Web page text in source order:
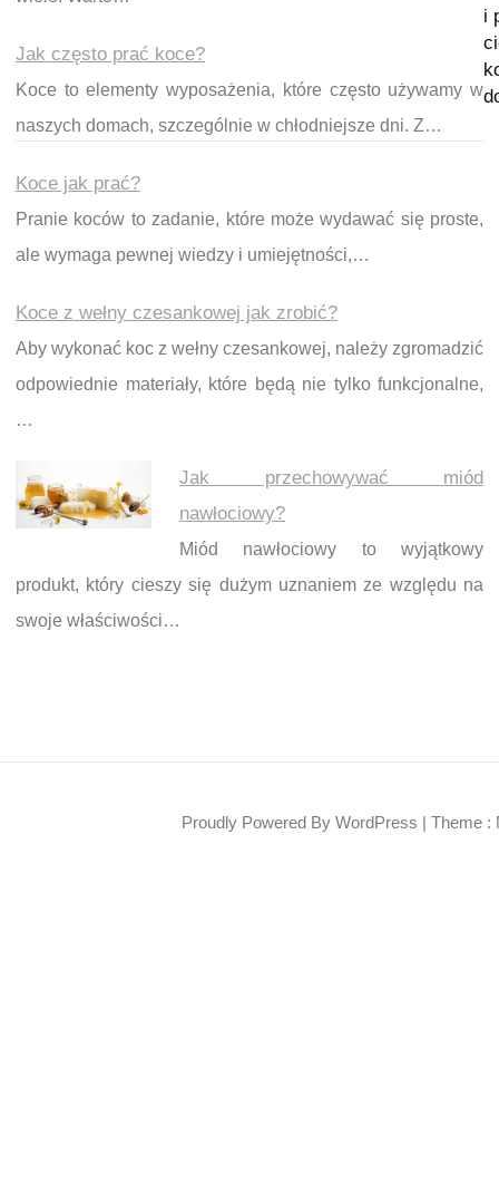
Jak często prać koce?
Koce to elementy wyposażenia, które często używamy w
naszych domach, szczególnie w chłodniejsze dni. Z…
Koce jak prać?
Pranie koców to zadanie, które może wydawać się proste,
ale wymaga pewnej wiedzy i umiejętności,…
Koce z wełny czesankowej jak zrobić?
Aby wykonać koc z wełny czesankowej, należy zgromadzić
odpowiednie materiały, które będą nie tylko funkcjonalne,
…
Jak przechowywać miód
nawłociowy?
Miód nawłociowy to wyjątkowy
produkt, który cieszy się dużym uznaniem ze względu na
swoje właściwości…
i
Proudly Powered By WordPress | Theme :